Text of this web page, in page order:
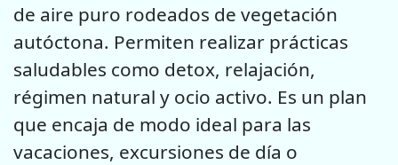
de aire puro rodeados de vegetación
autóctona. Permiten realizar prácticas
saludables como detox, relajación,
régimen natural y ocio activo. Es un plan
que encaja de modo ideal para las
vacaciones, excursiones de día o